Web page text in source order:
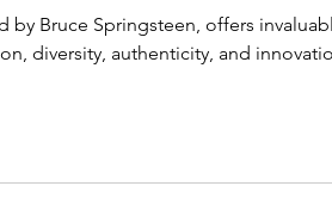
by Bruce Springsteen, offers
diversity, authenticity, and